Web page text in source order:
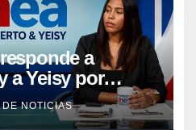
a
a Yeisy por
de Guaiguí:
DE NOTICIAS